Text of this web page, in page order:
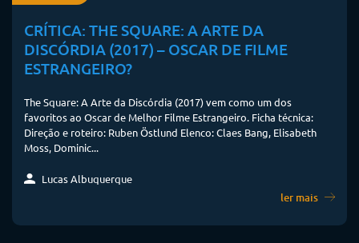
CRÍTICA: THE SQUARE: A ARTE DA
DISCÓRDIA (2017) – OSCAR DE FILME
ESTRANGEIRO?
The Square: A Arte da Discórdia (2017) vem como um dos
favoritos ao Oscar de Melhor Filme Estrangeiro. Ficha técnica:
Direção e roteiro: Ruben Östlund Elenco: Claes Bang, Elisabeth
Moss, Dominic...
Lucas Albuquerque
ler mais